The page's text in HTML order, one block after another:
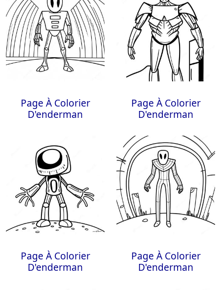
Page À Colorier
D'enderman
Page À Colorier
D'enderman
Page À Colorier
D'enderman
Page À Colorier
D'enderman